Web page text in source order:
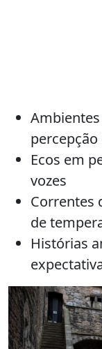
percepção
Ecos em
vozes
Correntes
de
Histórias